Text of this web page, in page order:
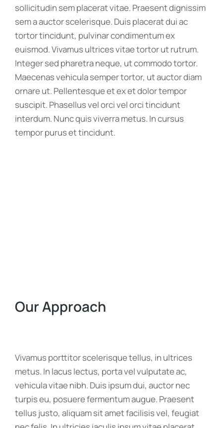
sollicitudin sem placerat vitae. Praesent dignissim
sem a auctor scelerisque. Duis placerat dui ac
tortor tincidunt, pulvinar condimentum ex
euismod. Vivamus ultrices vitae tortor ut rutrum.
Integer sed pharetra neque, ut commodo tortor.
Maecenas vehicula semper tortor, ut auctor diam
ornare ut. Pellentesque et ex et dolor tempor
suscipit. Phasellus vel orci vel orci tincidunt
interdum. Nunc quis viverra metus. In cursus
tempor purus et tincidunt.
Our Approach
Vivamus porttitor scelerisque tellus, in ultrices
metus. In lacus lectus, porta vel vulputate ac,
vehicula vitae nibh. Duis ipsum dui, auctor nec
turpis eu, posuere fermentum augue. Praesent
tellus justo, aliquam sit amet facilisis vel, feugiat